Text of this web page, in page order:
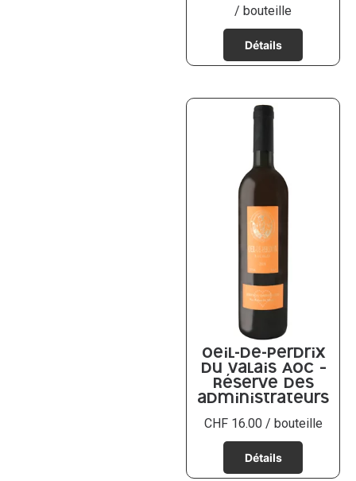
/ bouteille
Oeil-de-Perdrix
du Valais AOC –
Réserve des
administrateurs
CHF16.00 / bouteille